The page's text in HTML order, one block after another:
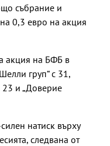
събрание и
0,3 евро на акция
акция на БФБ в
груп“ с 31,
и „Доверие
натиск върху
следвана от